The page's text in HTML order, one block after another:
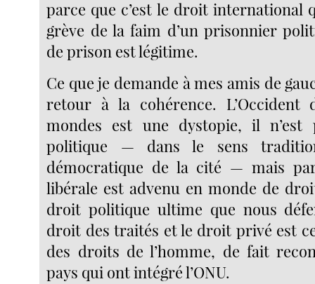
parce que c’est le droit international
grève de la faim d’un prisonnier
de prison est légitime.
Ce que je demande à mes amis de
retour à la cohérence. L’Occident
mondes est une dystopie, il n’est
politique — dans le sens
démocratique de la cité — mais
libérale est advenu en monde de
droit politique ultime que nous
droit des traités et le droit privé est
des droits de l’homme, de fait
pays qui ont intégré l’ONU.